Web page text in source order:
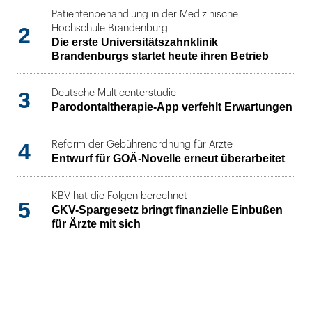
2
Patientenbehandlung in der Medizinische
Hochschule Brandenburg
Die erste Universitätszahnklinik
Brandenburgs startet heute ihren Betrieb
3 Deutsche Multicenterstudie
Parodontaltherapie-App verfehlt Erwartungen
4 Reform der Gebührenordnung für Ärzte
Entwurf für GOÄ-Novelle erneut überarbeitet
5
KBV hat die Folgen berechnet
GKV-Spargesetz bringt finanzielle Einbußen
für Ärzte mit sich